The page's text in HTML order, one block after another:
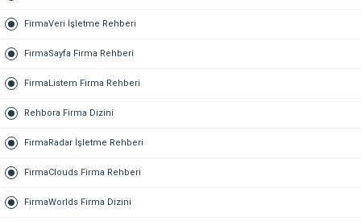
FirmaVeri İşletme Rehberi
FirmaSayfa Firma Rehberi
FirmaListem Firma Rehberi
Rehbora Firma Dizini
FirmaRadar İşletme Rehberi
FirmaClouds Firma Rehberi
FirmaWorlds Firma Dizini